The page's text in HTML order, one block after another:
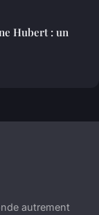
Hubert : un
autrement